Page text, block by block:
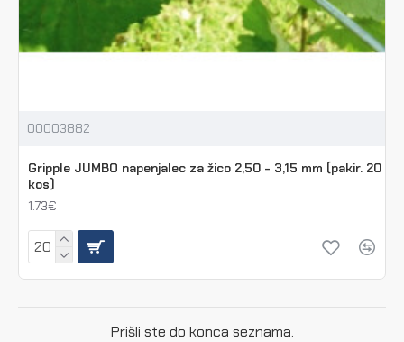
00003882
Gripple JUMBO napenjalec za žico 2,50 - 3,15 mm (pakir. 20
kos)
1.73€
Prišli ste do konca seznama.